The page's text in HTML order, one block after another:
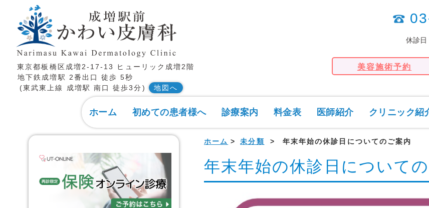
東京都板橋区成増2-17-13 ヒューリック成増2階
地下鉄成増駅 2番出口 徒歩 5秒
(東武東上線 成増駅 南口 徒歩3分)
地図へ
休診
美容施術予約
ホーム 初めての患者様へ 診療案内 料金表 医師紹介 クリニック紹
ホーム 未分類 年末年始の休診日についてのご案内
年末年始の休診日について